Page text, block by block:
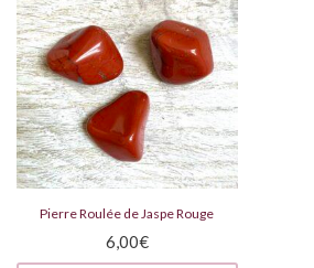
Pierre Roulée de Jaspe Rouge
6,00€